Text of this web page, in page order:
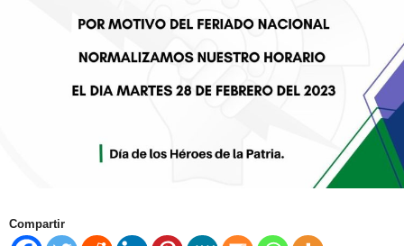
Compartir